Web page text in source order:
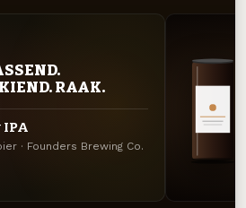
RAAK.
· Founders Brewing Co.